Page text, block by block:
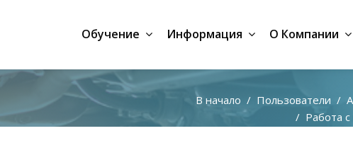
Обучение Информация О Компании
В начало Пользователи
Работа с